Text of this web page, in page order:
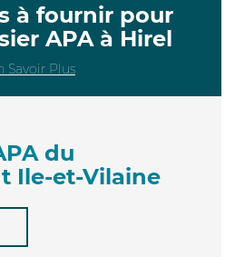
à fournir pour
APA à Hirel
Savoir Plus
du
Ile-et-Vilaine